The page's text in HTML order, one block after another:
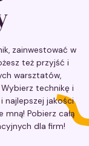
zainwestować w
też przyjść i
warsztatów,
Wybierz technikę i
najlepszej jakości
Pobierz całą
dla firm!